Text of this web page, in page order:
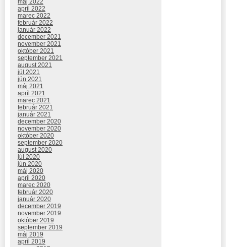
apríl 2022
marec 2022
február 2022
január 2022
december 2021
november 2021
október 2021
september 2021
august 2021
júl 2021
jún 2021
máj 2021
apríl 2021
marec 2021
február 2021
január 2021
december 2020
november 2020
október 2020
september 2020
august 2020
júl 2020
jún 2020
máj 2020
apríl 2020
marec 2020
február 2020
január 2020
december 2019
november 2019
október 2019
september 2019
máj 2019
apríl 2019